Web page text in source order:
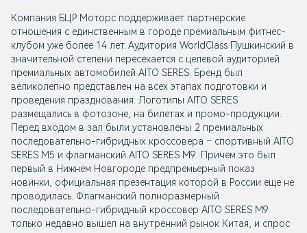
Компания БЦР Моторс поддерживает партнерские
отношения с единственным в городе премиальным фитнес-
клубом уже более 14 лет. Аудитория WorldClass Пушкинский в
значительной степени пересекается с целевой аудиторией
премиальных автомобилей AITO SERES. Бренд был
великолепно представлен на всех этапах подготовки и
проведения празднования. Логотипы AITO SERES
размещались в фотозоне, на билетах и промо-продукции.
Перед входом в зал были установлены 2 премиальных
последовательно-гибридных кроссовера – спортивный AITO
SERES М5 и флагманский AITO SERES М9. Причем это был
первый в Нижнем Новгороде предпремьерный показ
новинки, официальная презентация которой в России еще не
проводилась. Флагманский полноразмерный
последовательно-гибридный кроссовер AITO SERES M9
только недавно вышел на внутренний рынок Китая, и спрос